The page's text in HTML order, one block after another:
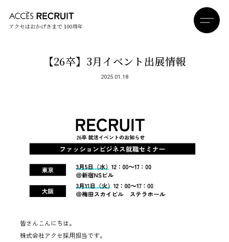
【26卒】3月イベント出展情報
2025.01.18
皆さんこんにちは。
株式会社アクセ採用担当です。